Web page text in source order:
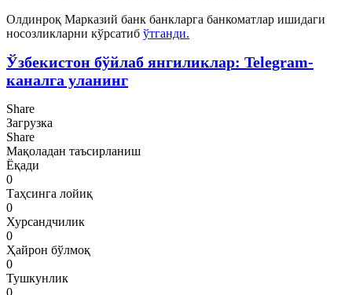
Олдинроқ Марказий банк банкларга банкоматлар ишидаги
носозликларни кўрсатиб ўтганди.
Ўзбекистон бўйлаб янгиликлар: Telegram-
каналга уланинг
Share
Загрузка
Share
Мақоладан таъсирланиш
Ёқади
0
Таҳсинга лойиқ
0
Хурсандчилик
0
Ҳайрон бўлмоқ
0
Тушкунлик
0